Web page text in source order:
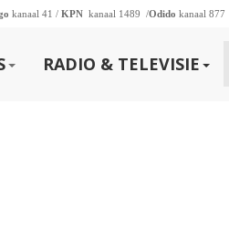
kanaal 41 / KPN kanaal 1489 /Odido kanaal 877
RADIO & TELEVISIE